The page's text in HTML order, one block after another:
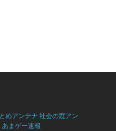
めアンテナ 社会の窓アン
あまゲー速報